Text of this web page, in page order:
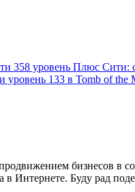
358 уровень Плюс Сити:
уровень 133 в Tomb of the
бизнесов в
в Интернете. Буду рад